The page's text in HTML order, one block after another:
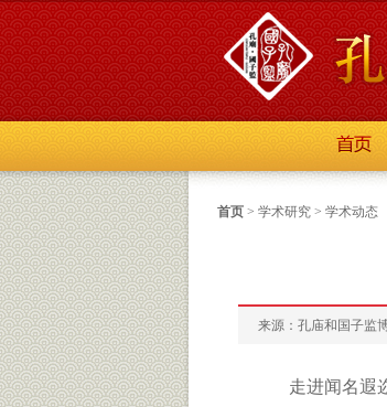
首页 > 学术研究 > 学术动态
来源：孔庙和国子监
走进闻名遐